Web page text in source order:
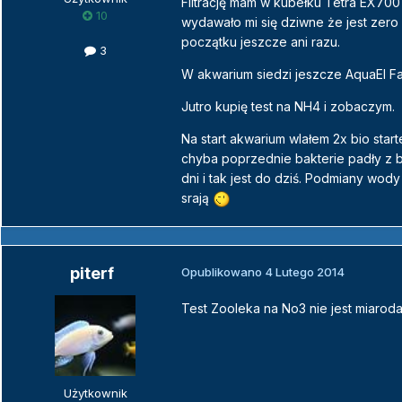
10
3
wydawało mi się dziwne że jest
początku jeszcze ani razu.
W akwarium siedzi jeszcze AquaEl
Jutro kupię test na NH4 i zobaczym.
Na start akwarium wlałem 2x bio
chyba poprzednie bakterie padły z
dni i tak jest do dziś. Podmiany
srają
piterf
Użytkownik
Opublikowano 4 Lutego 2014
Test Zooleka na No3 nie jest